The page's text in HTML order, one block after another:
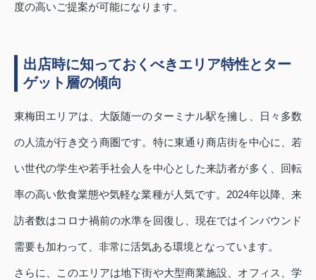
度の高いご提案が可能になります。
出店時に知っておくべきエリア特性とター
ゲット層の傾向
東梅田エリアは、大阪随一のターミナル駅を擁し、日々多数
の人流が行き交う商圏です。特に東通り商店街を中心に、若
い世代の学生や若手社会人を中心とした来訪者が多く、回転
率の高い飲食業態や気軽な業種が人気です。2024年以降、来
訪者数はコロナ禍前の水準を回復し、現在ではインバウンド
需要も加わって、非常に活気ある環境となっています。
さらに、このエリアは地下街や大型商業施設、オフィス、学